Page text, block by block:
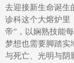
去迎接新生命诞生
诊科这个大熔炉里
帝”，以娴熟技能
梦想也需要脚踏实
与死亡、光明与阴